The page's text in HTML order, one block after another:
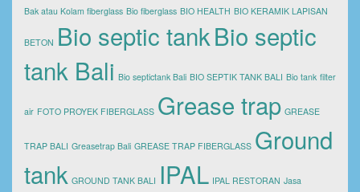
Bak atau Kolam fiberglass Bio fiberglass BIO HEALTH BIO KERAMIK LAPISAN
BETON Bio septic tankBio septic
tank Bali Bio septictank Bali BIO SEPTIK TANK BALI Bio tank filter
air FOTO PROYEK FIBERGLASS Grease trap GREASE
TRAP BALI Greasetrap Bali GREASE TRAP FIBERGLASS Ground
tank GROUND TANK BALI IPAL IPAL RESTORAN Jasa